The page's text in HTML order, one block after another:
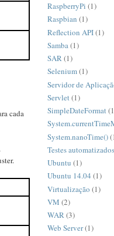
cada
RaspberryPi (1)
Raspbian (1)
Reflection API(1)
Samba(1)
SAR(1)
Selenium(1)
Servidor de
Servlet(1)
SimpleDateFormat
System.nanoTime()
Testes automatizados
Ubuntu (1)
Ubuntu 14.04 (1)
Virtualização (1)
VM (2)
WAR(3)
Web Server(1)